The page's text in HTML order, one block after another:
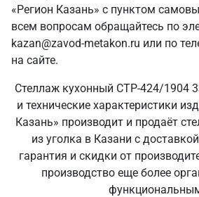
«Регион Казань» с пунктом
всем вопросам обращайтесь по
kazan@zavod-metakon.ru или по
на сайте.
Стеллаж кухонный СТР-424/1904
и технические характеристики
Казань» производит и продаёт
из уголка в Казани с
гарантия и скидки от
производство еще более